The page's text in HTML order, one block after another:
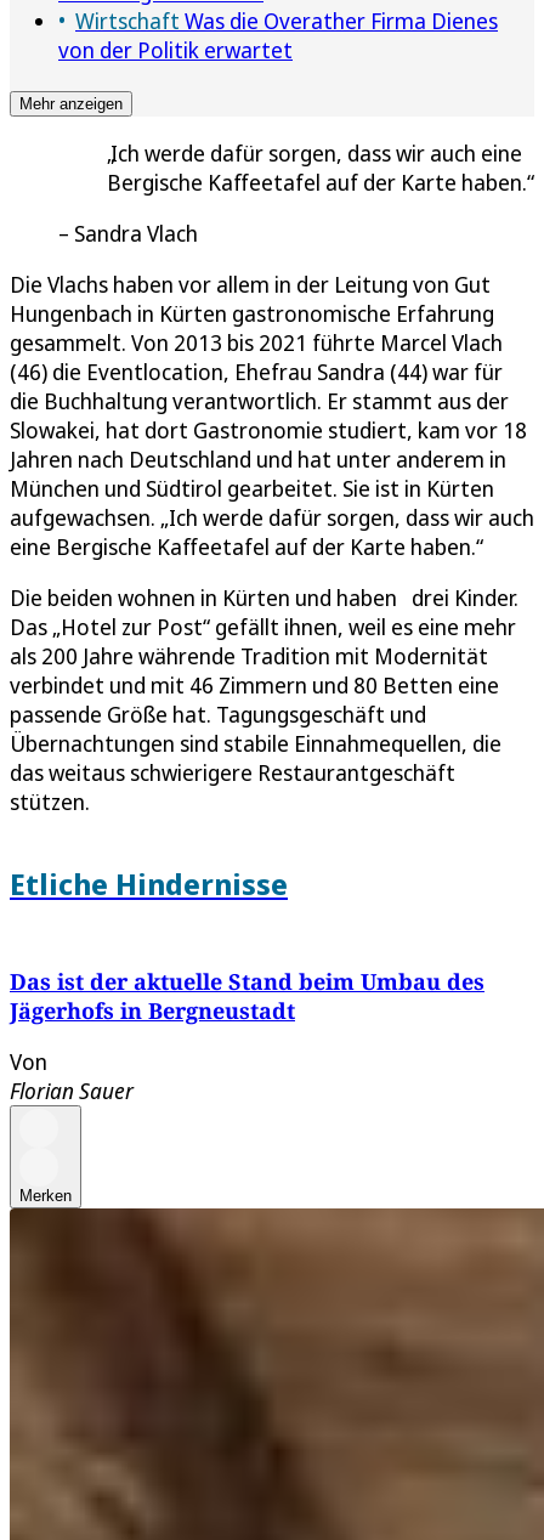
Wirtschaft Was die Overather Firma Dienes
von der Politik erwartet
Mehr anzeigen
Ich werde dafür sorgen, dass wir auch eine
Bergische Kaffeetafel auf der Karte haben.
Sandra Vlach
Die Vlachs haben vor allem in der Leitung von Gut
Hungenbach in Kürten gastronomische Erfahrung
gesammelt. Von 2013 bis 2021 führte Marcel Vlach
(46) die Eventlocation, Ehefrau Sandra (44) war für
die Buchhaltung verantwortlich. Er stammt aus der
Slowakei, hat dort Gastronomie studiert, kam vor 18
Jahren nach Deutschland und hat unter anderem in
München und Südtirol gearbeitet. Sie ist in Kürten
aufgewachsen. „Ich werde dafür sorgen, dass wir auch
eine Bergische Kaffeetafel auf der Karte haben.“
Die beiden wohnen in Kürten und haben drei Kinder.
Das „Hotel zur Post“ gefällt ihnen, weil es eine mehr
als 200 Jahre währende Tradition mit Modernität
verbindet und mit 46 Zimmern und 80 Betten eine
passende Größe hat. Tagungsgeschäft und
Übernachtungen sind stabile Einnahmequellen, die
das weitaus schwierigere Restaurantgeschäft
stützen.
Etliche Hindernisse
Das ist der aktuelle Stand beim Umbau des
Jägerhofs in Bergneustadt
Von
Florian Sauer
Merken